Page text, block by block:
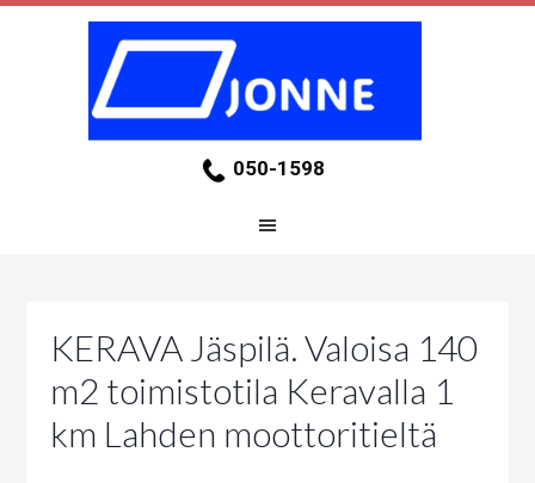
050-1598
KERAVA Jäspilä. Valoisa 140
m2 toimistotila Keravalla 1
km Lahden moottoritieltä